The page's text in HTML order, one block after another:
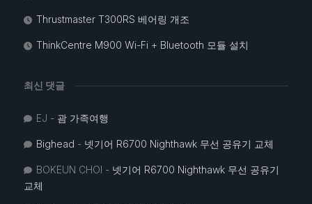
Thrustmaster T300RS 베어링 개조
ThinkCentre M900 Wi-Fi + Bluetooth 모듈 설치
최신 댓글
EJ - 괌 가족여행
Bighead - 넷기어 R6700 Nighthawk 무선 공유기 교체
BOKEUN CHOI - 넷기어 R6700 Nighthawk 무선 공유기
교체